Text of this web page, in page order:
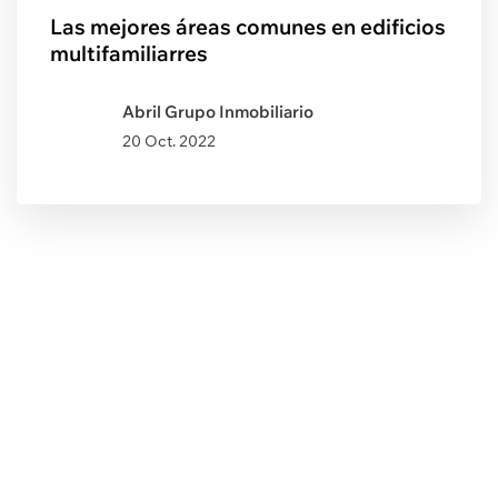
Las mejores áreas comunes en edificios
multifamiliarres
Abril Grupo Inmobiliario
20 Oct. 2022